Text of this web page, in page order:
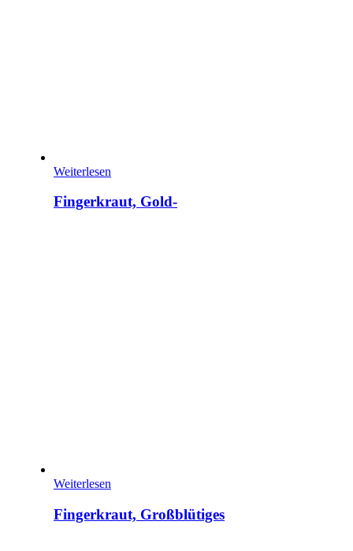
Weiterlesen
Fingerkraut, Gold-
Weiterlesen
Fingerkraut, Großblütiges